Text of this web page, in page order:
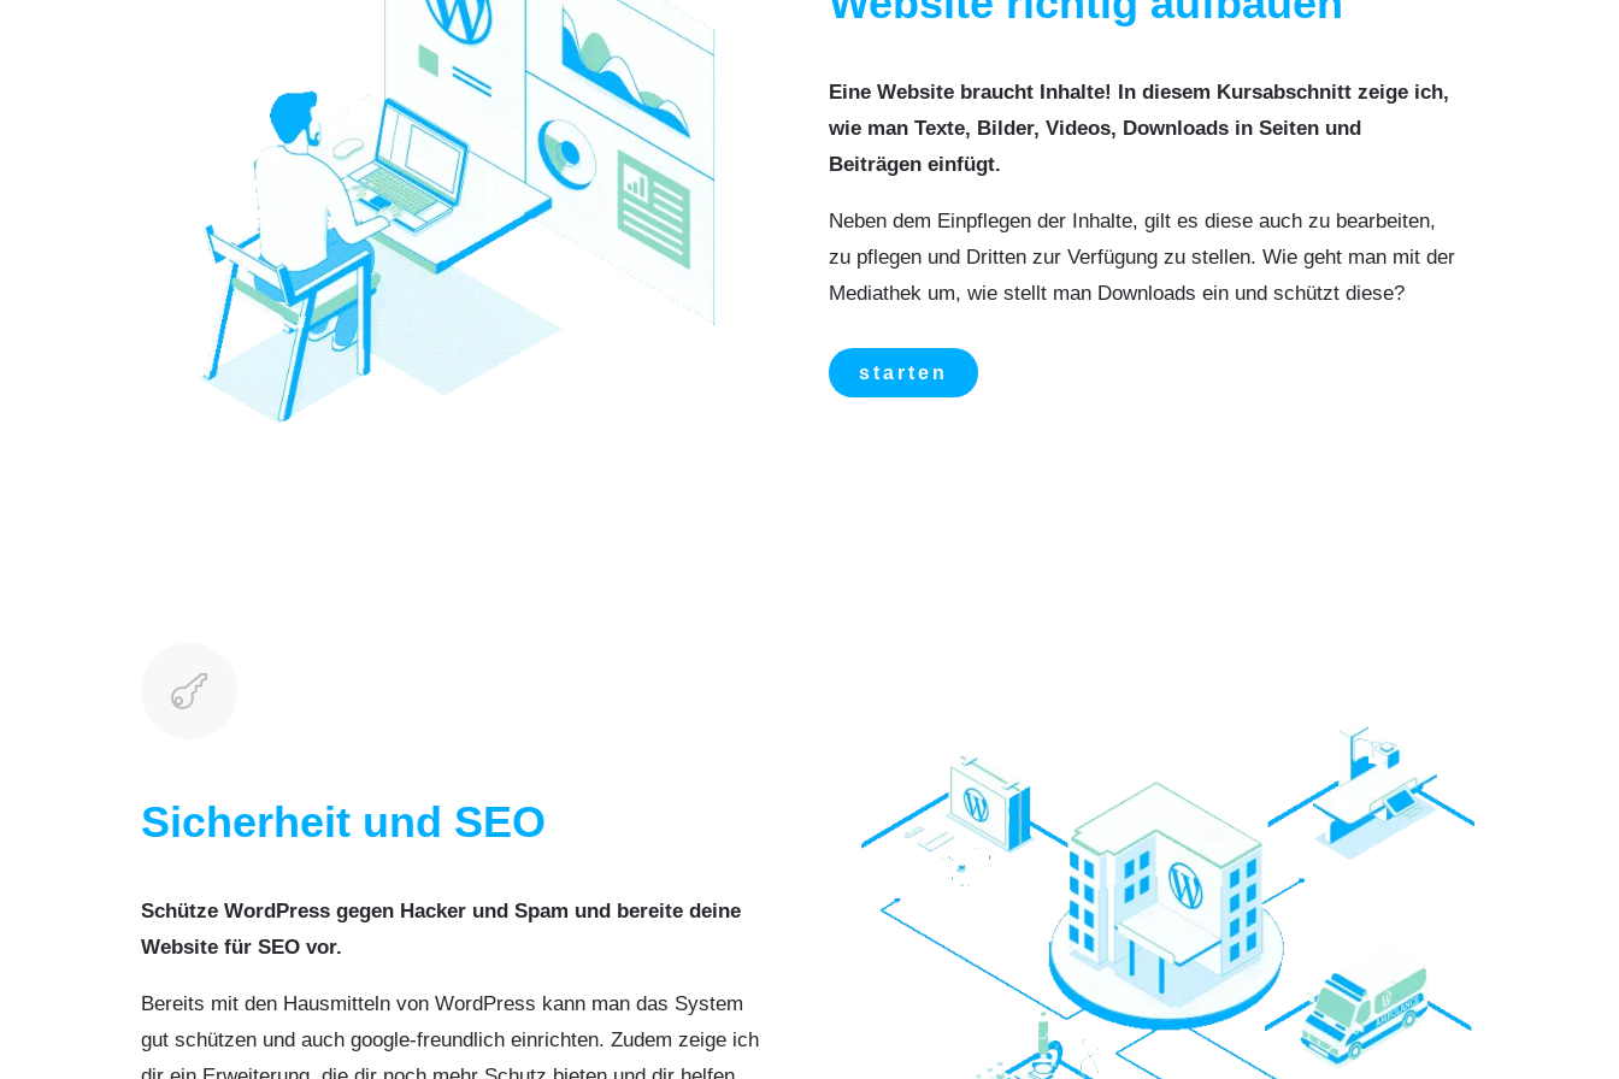
Eine Website braucht Inhalte! In diesem Kursabschnitt zeige ich,
wie man Texte, Bilder, Videos, Downloads in Seiten und
Beiträgen einfügt.
Neben dem Einpflegen der Inhalte, gilt es diese auch zu bearbeiten,
zu pflegen und Dritten zur Verfügung zu stellen. Wie geht man mit der
Mediathek um, wie stellt man Downloads ein und schützt diese?
starten

Sicherheit und SEO
Schütze WordPress gegen Hacker und Spam und bereite deine
Website für SEO vor.
Bereits mit den Hausmitteln von WordPress kann man das System
gut schützen und auch google-freundlich einrichten. Zudem zeige ich